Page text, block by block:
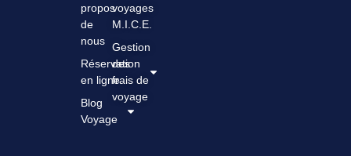
voyages
M.I.C.E.
Gestion
des
frais de
voyage
propos
de
nous
Réservation
en ligne
Blog
Voyage